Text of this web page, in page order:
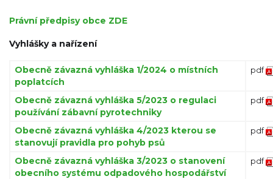
Právní předpisy obce ZDE
Vyhlášky a nařízení
Obecně závazná vyhláška 1/2024 o místních
poplatcích
pdf
Obecně závazná vyhláška 5/2023 o regulaci
používání zábavní pyrotechniky
pdf
Obecně závazná vyhláška 4/2023 kterou se
stanovují pravidla pro pohyb psů
pdf
Obecně závazná vyhláška 3/2023 o stanovení
obecního systému odpadového hospodářství
pdf